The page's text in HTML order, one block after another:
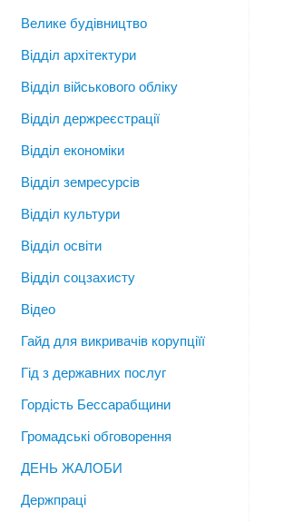
Велике будівництво
Відділ архітектури
Відділ військового обліку
Відділ держреєстрації
Відділ економіки
Відділ земресурсів
Відділ культури
Відділ освіти
Відділ соцзахисту
Відео
Гайд для викривачів корупціїї
Гід з державних послуг
Гордість Бессарабщини
Громадські обговорення
ДЕНЬ ЖАЛОБИ
Держпраці